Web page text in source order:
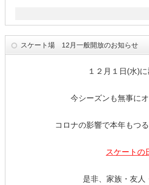
スケート場 12月一般開放のお知らせ
１２月１日(水)
今シーズンも無事に
コロナの影響で本年もつ
スケートの
是非、家族・友